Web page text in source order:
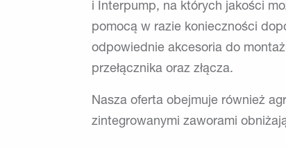
i Interpump, na których jakości
pomocą w razie konieczności
odpowiednie akcesoria do
przełącznika oraz złącza.
Nasza oferta obejmuje również
zintegrowanymi zaworami